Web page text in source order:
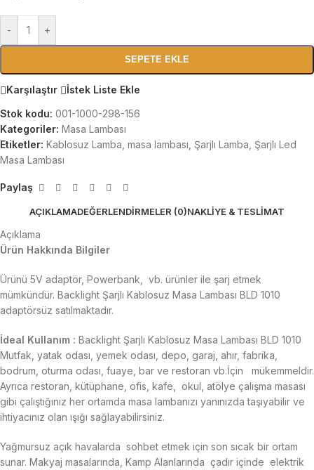
- +
SEPETE EKLE
Karşılaştır
İstek Liste Ekle
Stok kodu: 001-1000-298-156
Kategoriler: Masa Lambası
Etiketler: Kablosuz Lamba masa lambası Şarjlı Lamba Şarjlı Led
Masa Lambası
Paylaş
AÇIKLAMADEĞERLENDIRMELER (0)NAKLIYE & TESLIMAT
Açıklama
Ürün Hakkında Bilgiler
Ürünü 5V adaptör, Powerbank, vb. ürünler ile şarj etmek
mümkündür. Backlight Şarjlı Kablosuz Masa Lambası BLD 1010
adaptörsüz satılmaktadır.
İdeal Kullanım : Backlight Şarjlı Kablosuz Masa Lambası BLD 1010
Mutfak, yatak odası, yemek odası, depo, garaj, ahır, fabrika,
bodrum, oturma odası, fuaye, bar ve restoran vb.İçin mükemmeldir.
Ayrıca restoran, kütüphane, ofis, kafe, okul, atölye çalışma masası
gibi çalıştığınız her ortamda masa lambanızı yanınızda taşıyabilir ve
ihtiyacınız olan ışığı sağlayabilirsiniz.
Yağmursuz açık havalarda sohbet etmek için son sıcak bir ortam
sunar. Makyaj masalarında, Kamp Alanlarında çadır içinde elektrik